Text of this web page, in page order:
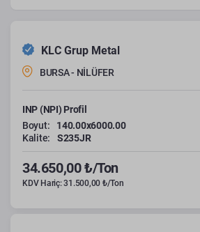
KLC Grup Metal
BURSA - NİLÜFER
INP (NPI) Profil
Boyut:
140.00x6000.00
Kalite:
S235JR
34.650,00 ₺/Ton
KDV Hariç: 31.500,00 ₺/Ton